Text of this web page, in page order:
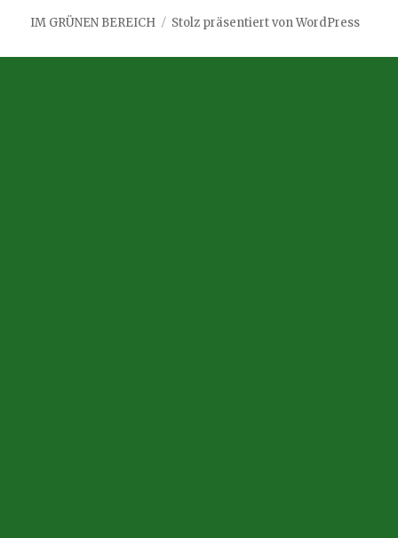
IM GRÜNEN BEREICH Stolz präsentiert von WordPress